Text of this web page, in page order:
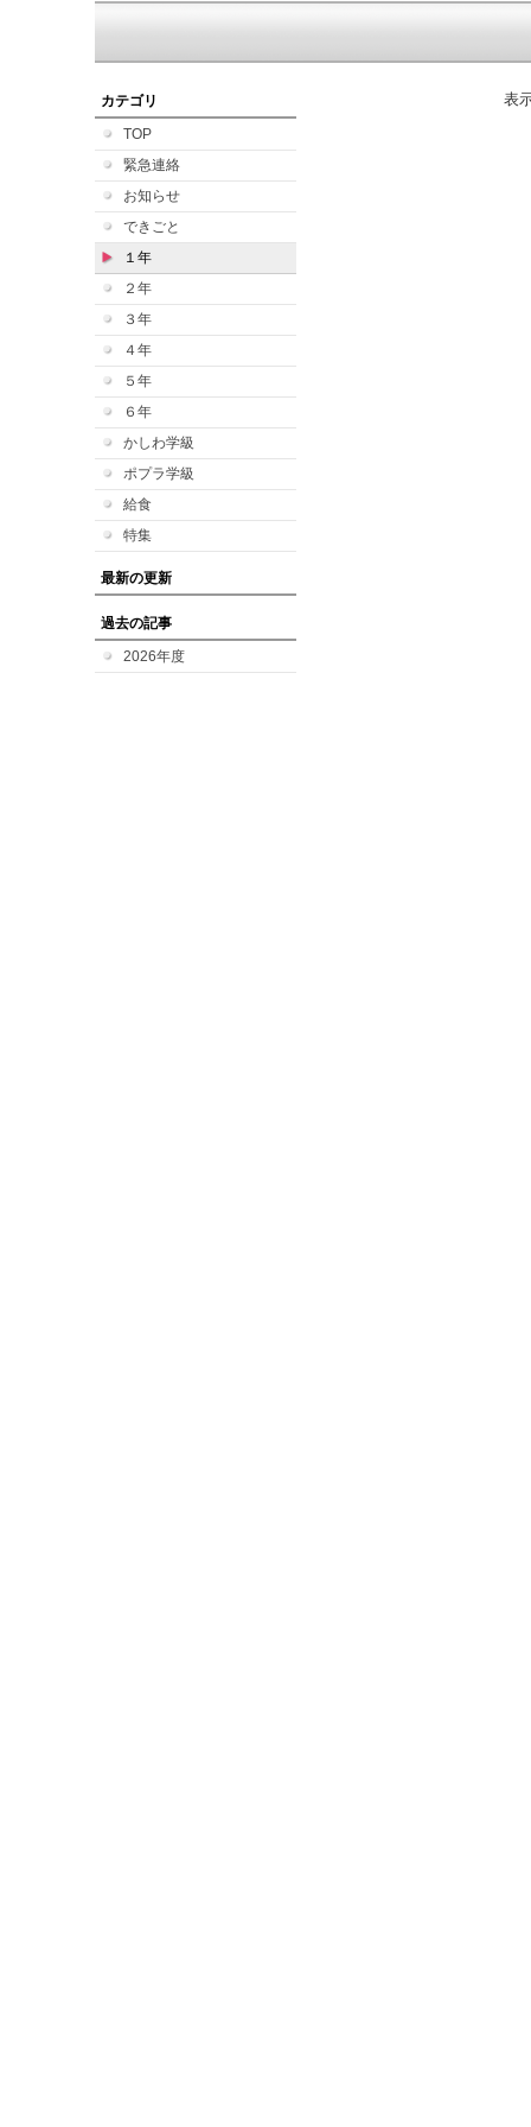
カテゴリ
TOP
緊急連絡
お知らせ
できごと
１年
２年
３年
４年
５年
６年
かしわ学級
ポプラ学級
給食
特集
最新の更新
過去の記事
2026年度
表